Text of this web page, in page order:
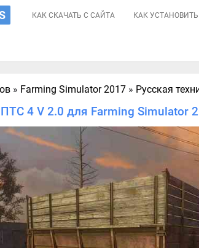
КАК СКАЧАТЬ С САЙТА КАК
» Farming Simulator 2017 » Русская
4 V 2.0 для Farming Simulator